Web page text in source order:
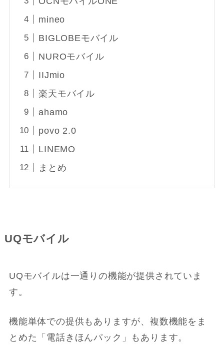
mineo
BIGLOBEモバイル
NUROモバイル
IIJmio
楽天モバイル
ahamo
povo 2.0
LINEMO
まとめ
UQモバイル
UQモバイルは一通りの機能が提供されていま
す。
機能単体での提供もありますが、複数機能をま
とめた「電話きほんパック」もあります。